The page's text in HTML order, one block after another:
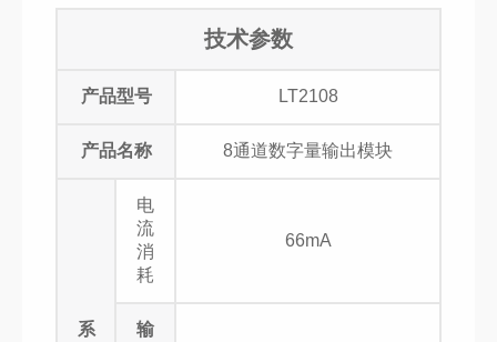
技术参数
产品型号 LT2108
产品名称 8通道数字量输出模块
系
电
流
消
耗
66mA
输